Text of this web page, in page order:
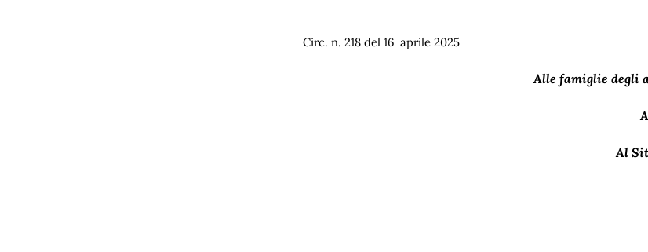
Circ. n. 218 del 16 aprile 2025
Alle famiglie degli
Al